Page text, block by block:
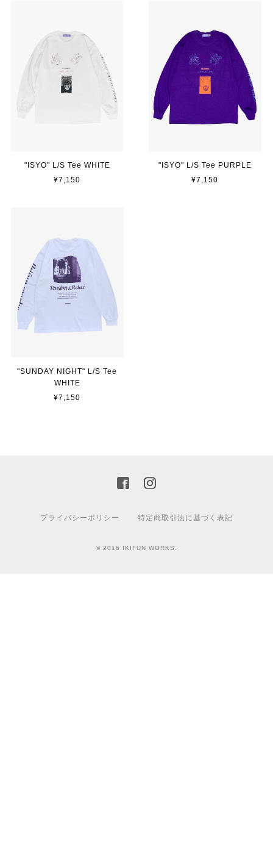
"ISYO" L/S Tee WHITE
¥7,150
"ISYO" L/S Tee PURPLE
¥7,150
"SUNDAY NIGHT" L/S Tee
WHITE
¥7,150
プライバシーポリシー 特定商取引法に基づく表記
© 2016 IKIFUN WORKS.